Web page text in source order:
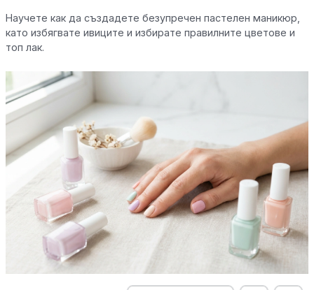
Научете как да създадете безупречен пастелен маникюр,
като избягвате ивиците и избирате правилните цветове и
топ лак.